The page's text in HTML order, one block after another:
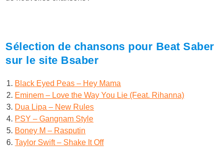
Sélection de chansons pour Beat Saber
sur le site Bsaber
Black Eyed Peas – Hey Mama
Eminem – Love the Way You Lie (Feat. Rihanna)
Dua Lipa – New Rules
PSY – Gangnam Style
Boney M – Rasputin
Taylor Swift – Shake It Off